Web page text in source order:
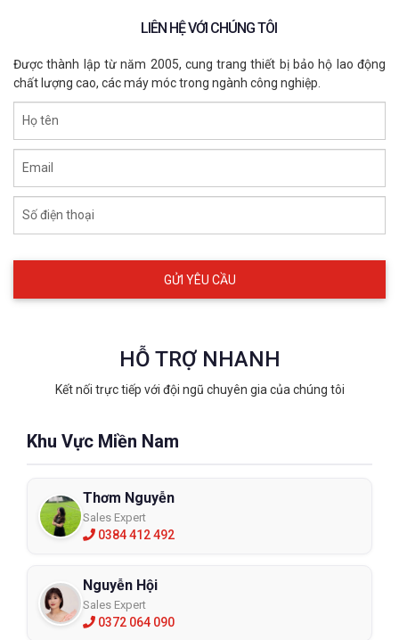
LIÊN HỆ VỚI CHÚNG TÔI
Được thành lập từ năm 2005, cung trang thiết bị bảo hộ lao động
chất lượng cao, các máy móc trong ngành công nghiệp.
Họ tên
Email
Số điện thoại
HỖ TRỢ NHANH
Kết nối trực tiếp với đội ngũ chuyên gia của chúng tôi
Khu Vực Miền Nam
Thơm Nguyễn
Sales Expert
0384 412 492
Nguyễn Hội
Sales Expert
0372 064 090